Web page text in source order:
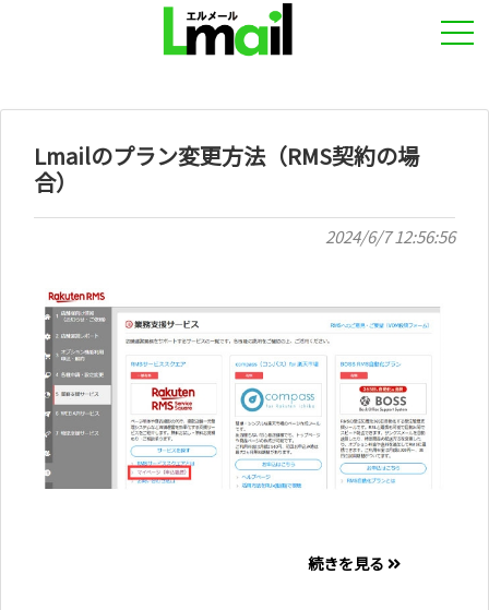
Lmailのプラン変更方法（RMS契約の場
合）
2024/6/7 12:56:56
続きを見る